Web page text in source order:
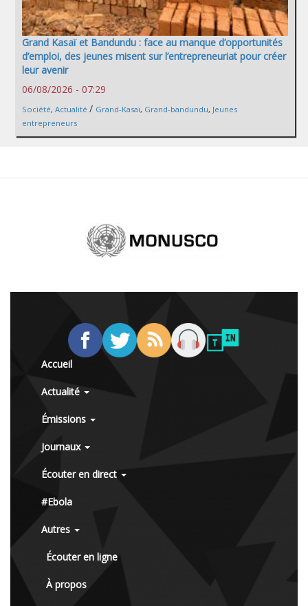
Grand Kasaï et Bandundu : face au manque d’opportunités
d’emploi, des jeunes misent sur l’entrepreneuriat pour créer
leur avenir
06/08/2026 - 07:29
Société, Actualité / Grand-Kasaï, Grand-bandundu, Jeunes
entrepreneurs
Accueil
Actualité
Émissions
Journaux
Écouter en direct
#Ebola
Autres
Écouter en ligne
À propos